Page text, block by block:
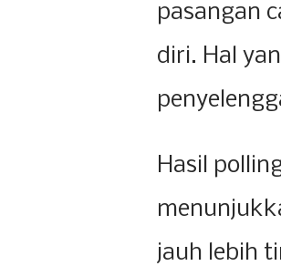
pasangan
diri. Hal
Hasil
jauh lebih